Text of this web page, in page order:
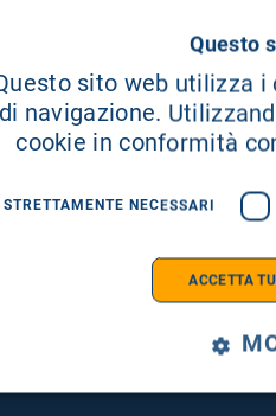
Questo
sito web utilizza
di navigazione.
cookie in conformità
STRETTAMENTE NECESSARI
ACCETTA